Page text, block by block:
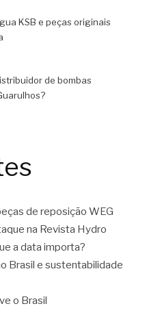
KSB e peças originais
de bombas
de reposição WEG
na Revista Hydro
a data importa?
Brasil e sustentabilidade
o Brasil